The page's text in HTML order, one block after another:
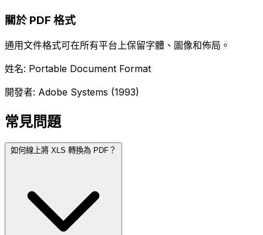
關於 PDF 格式
通用文件格式可在所有平台上保留字體、圖像和佈局。
姓名: Portable Document Format
開發者: Adobe Systems (1993)
常見問題
如何線上將 XLS 轉換為 PDF？